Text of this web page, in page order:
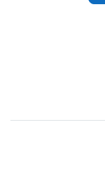
جستجو بین درس‌ها